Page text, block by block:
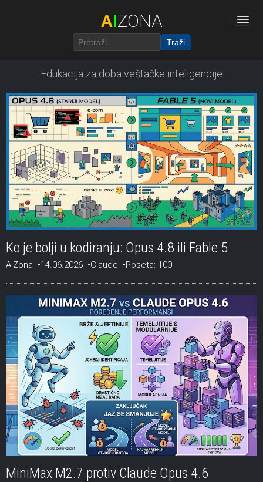
AIZONA
Traži
Edukacija za doba veštačke inteligencije
Ko je bolji u kodiranju: Opus 4.8 ili Fable 5
AIZona 14.06.2026 Claude Poseta: 100
MiniMax M2.7 protiv Claude Opus 4.6